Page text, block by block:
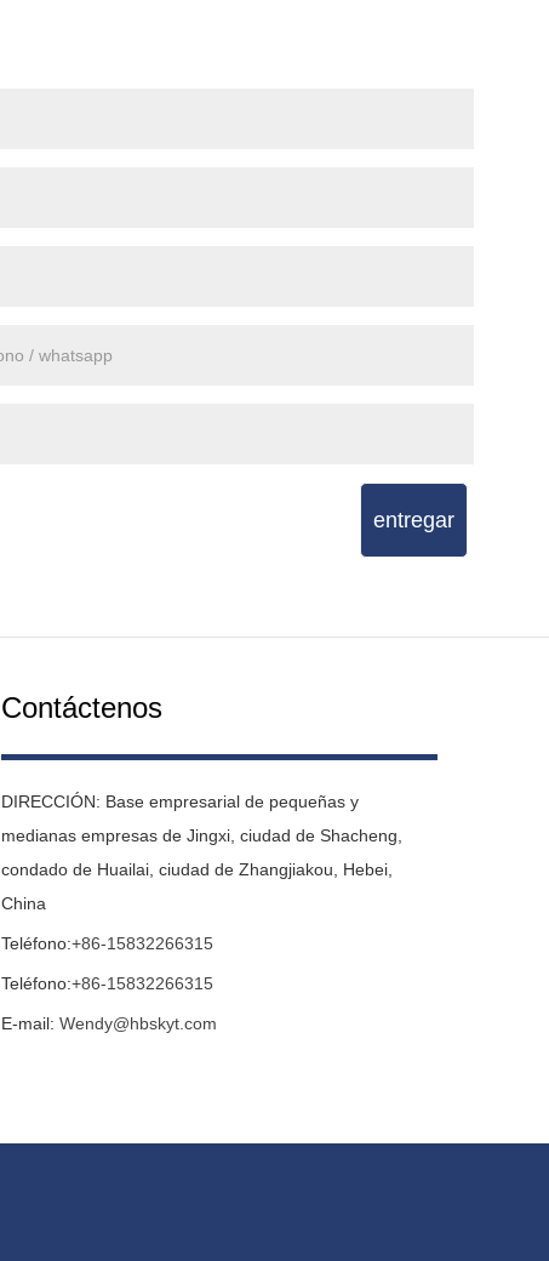
entregar
Contáctenos
DIRECCIÓN: Base empresarial de pequeñas y
medianas empresas de Jingxi, ciudad de Shacheng,
condado de Huailai, ciudad de Zhangjiakou, Hebei,
China
Teléfono:+86-15832266315
Teléfono:+86-15832266315
E-mail: Wendy@hbskyt.com